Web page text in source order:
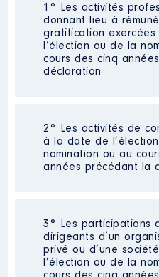
1° Les activités
donnant lieu à
gratification
l’élection ou de la
cours des cinq
déclaration
Description
:
administrative
Employeur
:
Année
2° Les activités de
à la date de
nomination ou au
années précédant la
Néant
3° Les participations
dirigeants d’un
privé ou d’une
l’élection ou de la